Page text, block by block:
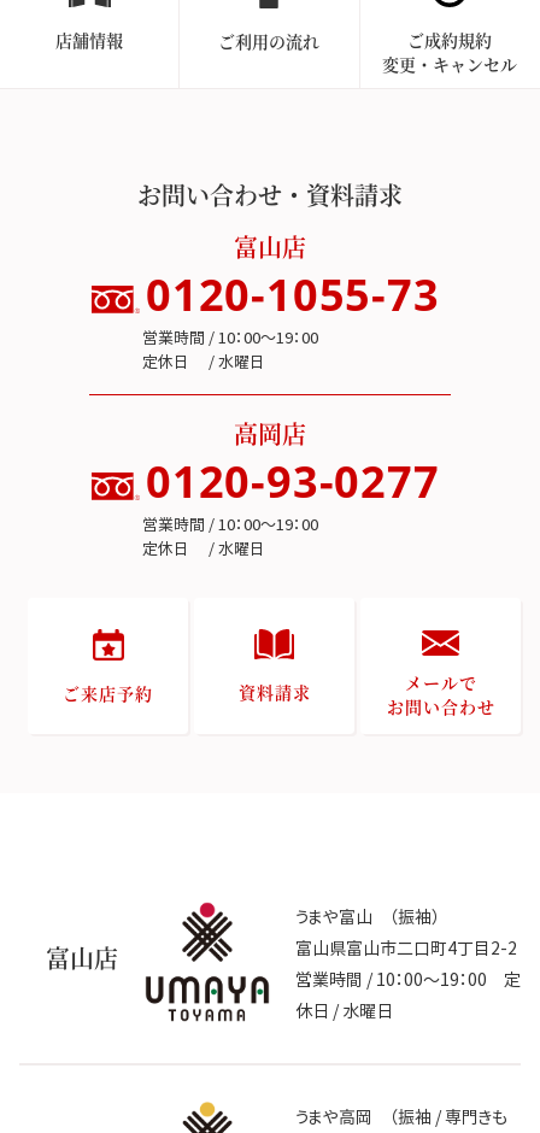
店舗情報 ご利用の流れ
ご成約規約
変更・キャンセル
お問い合わせ・資料請求
富山店
0120-1055-73
営業時間 / 10：00～19：00
定休日 / 水曜日
高岡店
0120-93-0277
営業時間 / 10：00～19：00
定休日 / 水曜日
ご来店予約 資料請求
メールで
お問い合わせ
富山店
うまや富山 （振袖）
富山県富山市二口町4丁目2-2
営業時間 / 10：00～19：00 定
休日 / 水曜日
うまや高岡 （振袖 / 専門きも